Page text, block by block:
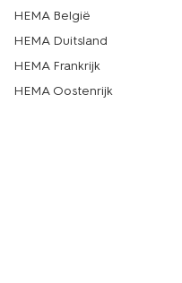
HEMA België
HEMA Duitsland
HEMA Frankrijk
HEMA Oostenrijk